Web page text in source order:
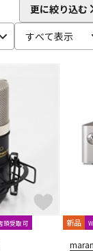
更に絞り込む
すべて表示
頭受取可 新品